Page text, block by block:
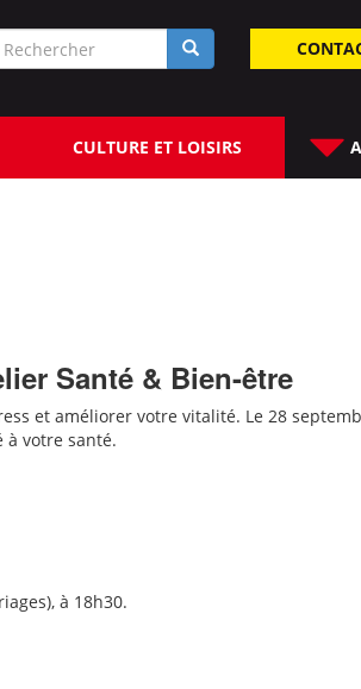
Formulaire
CULTURE ET LOISIRS
Santé & Bien-être
et améliorer votre vitalité. Le 28
à votre santé.
à 18h30.